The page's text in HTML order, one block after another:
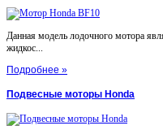
Данная модель лодочного мотора
жидкос...
Подробнее »
Подвесные моторы Honda